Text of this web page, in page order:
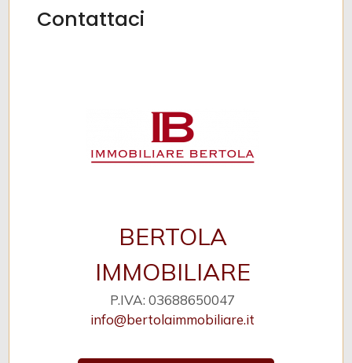
Contattaci
BERTOLA
IMMOBILIARE
P.IVA: 03688650047
info@bertolaimmobiliare.it